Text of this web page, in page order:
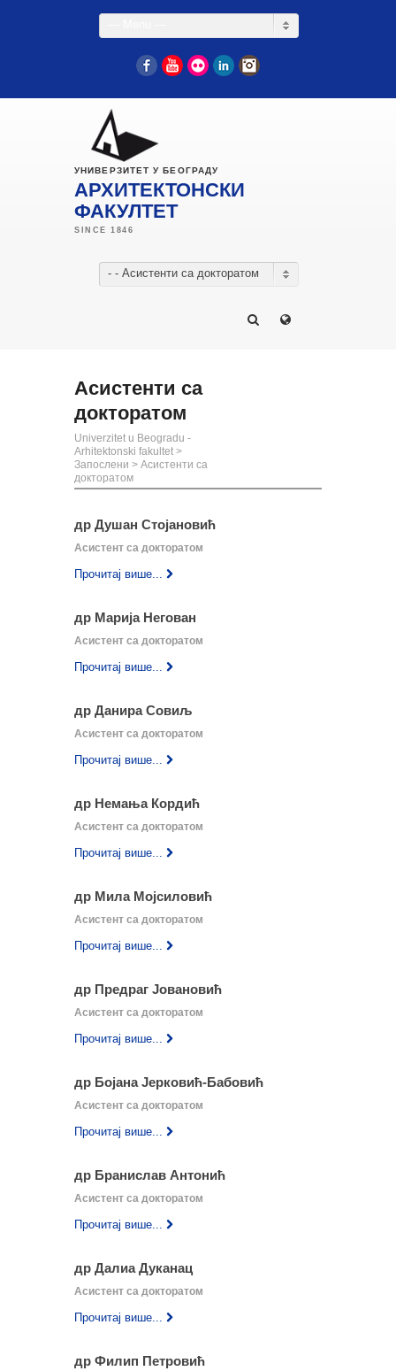
FacebookYouTube
Flickr LinkedIn
УНИВЕРЗИТЕТ У БЕОГРАДУ
АРХИТЕКТОНСКИ
ФАКУЛТЕТ
- - Асистенти са докторатом
Асистенти са
докторатом
Univerzitet u Beogradu -
Arhitektonski fakultet >
Запослени > Асистенти са
докторатом
др Душан Стојановић
Асистент са докторатом
Прочитај више...
др Марија Негован
Асистент са докторатом
Прочитај више...
др Данира Совиљ
Асистент са докторатом
Прочитај више...
др Немања Кордић
Асистент са докторатом
Прочитај више...
др Мила Мојсиловић
Асистент са докторатом
Прочитај више...
др Предраг Јовановић
Асистент са докторатом
Прочитај више...
др Бојана Јерковић-Бабовић
Асистент са докторатом
Прочитај више...
др Бранислав Антонић
Асистент са докторатом
Прочитај више...
др Далиа Дуканац
Асистент са докторатом
Прочитај више...
др Филип Петровић